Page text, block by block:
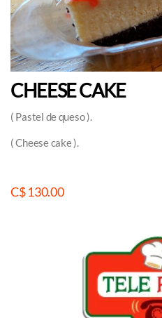
CHEESE CAKE
( Pastel de queso ).
( Cheese cake ).
C$ 130.00